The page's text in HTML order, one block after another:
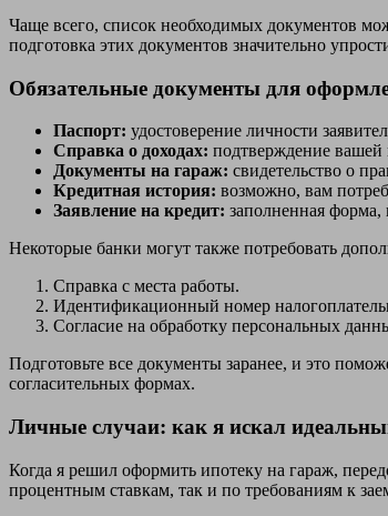
Чаще всего, список необходимых документов
подготовка этих документов значительно
Обязательные документы для
Паспорт: удостоверение личности
Справка о доходах: подтверждение
Документы на гараж: свидетельство о
Кредитная история: возможно, вам
Заявление на кредит: заполненная форма,
Некоторые банки могут также потребовать
Справка с места работы.
Идентификационный номер
Согласие на обработку персональных
Подготовьте все документы заранее, и это
согласительных формах.
Личные случаи: как я искал
Когда я решил оформить ипотеку на гараж,
процентным ставкам, так и по требованиям к